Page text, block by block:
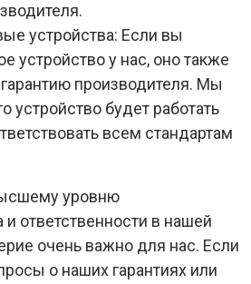
устройства: Если вы
устройство у нас, оно также
производителя. Мы
устройство будет работать
всем стандартам
уровню
ответственности в нашей
очень важно для нас. Если
о наших гарантиях или